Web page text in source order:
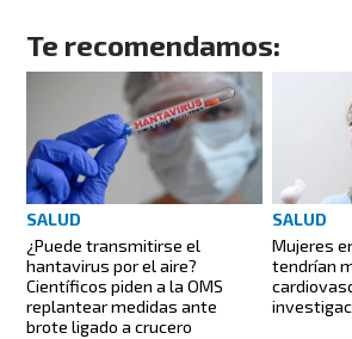
Te recomendamos:
SALUD
¿Puede transmitirse el
hantavirus por el aire?
Científicos piden a la OMS
replantear medidas ante
brote ligado a crucero
SALUD
Mujeres
tendrían